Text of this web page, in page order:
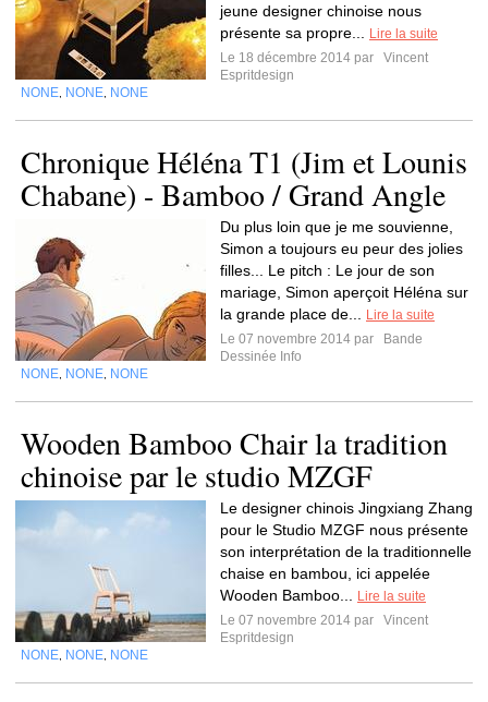
jeune designer chinoise nous
présente sa propre...
Lire la suite
Le 18 décembre 2014 par
Vincent
Espritdesign
NONE NONE NONE
Chronique Héléna T1 (Jim et Lounis
Chabane) - Bamboo / Grand Angle
Du plus loin que je me souvienne,
Simon a toujours eu peur des jolies
filles... Le pitch : Le jour de son
mariage, Simon aperçoit Héléna sur
la grande place de...
Lire la suite
Le 07 novembre 2014 par
Bande
Dessinée Info
NONE NONE NONE
Wooden Bamboo Chair la tradition
chinoise par le studio MZGF
Le designer chinois Jingxiang Zhang
pour le Studio MZGF nous présente
son interprétation de la traditionnelle
chaise en bambou, ici appelée
Wooden Bamboo...
Lire la suite
Le 07 novembre 2014 par
Vincent
Espritdesign
NONE NONE NONE